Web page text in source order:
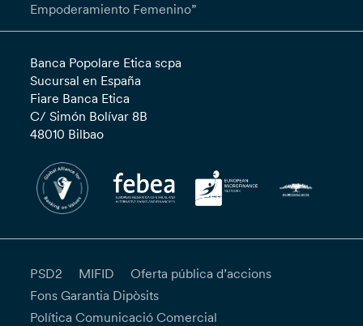
Empoderamiento Femenino”
Banca Popolare Etica scpa
Sucursal en España
Fiare Banca Etica
C/ Simón Bolívar 8B
48010 Bilbao
PSD2 MIFID
Oferta pública d’accions
Fons Garantia Dipòsits
Política Comunicació Comercial